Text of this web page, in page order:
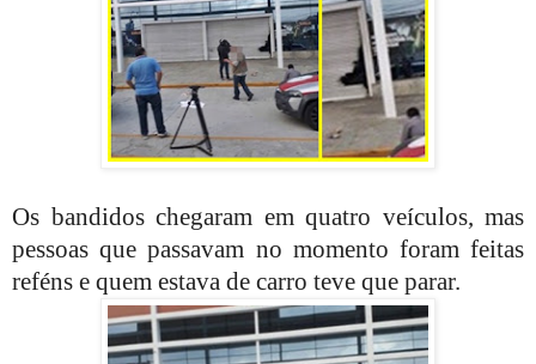
Os bandidos chegaram em quatro veículos, mas
pessoas que passavam no momento foram feitas
reféns e quem estava de carro teve que parar.